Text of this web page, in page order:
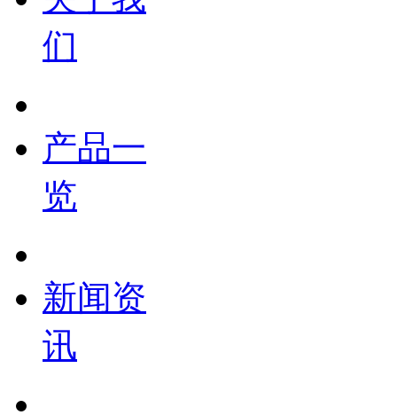
们
产品一
览
新闻资
讯